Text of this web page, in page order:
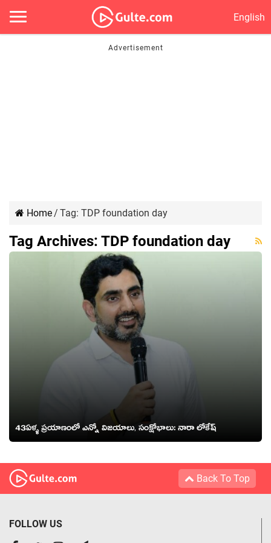
English
Home/ Tag: TDP foundation day
Tag Archives: TDP foundation day
43ఏళ్ళ ప్రయాణంలో ఎన్నో విజయాలు, సంక్షోభాలు: నారా లోకేష్‌
Back To Top
FOLLOW US